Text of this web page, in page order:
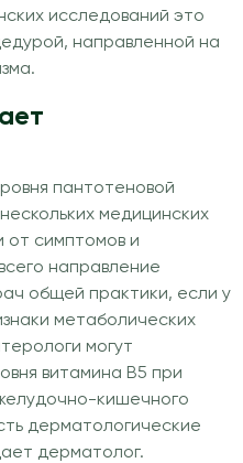
исследований это
направленной на
пантотеновой
медицинских
от симптомов и
направление
общей практики, если у
метаболических
могут
витамина В5 при
кишечного
дерматологические
дерматолог.